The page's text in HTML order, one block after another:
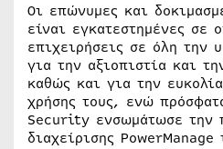
Οι επώνυμες και
είναι εγκατεστημένες σε
επιχειρήσεις σε όλη την
για την αξιοπιστία και
καθώς και για την
χρήσης τους, ενώ
Security ενσωμάτωσε την
διαχείρισης PowerManage